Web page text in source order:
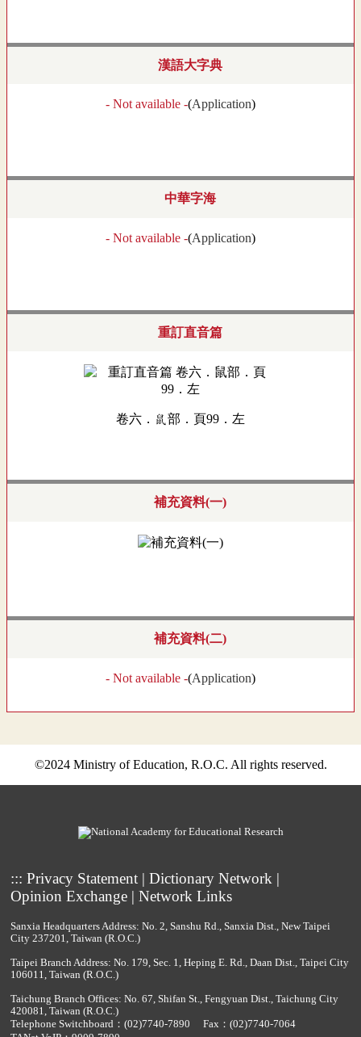
漢語大字典
- Not available -(Application)
中華字海
- Not available -(Application)
重訂直音篇
卷六．鼠部．頁99．左
補充資料(一)
補充資料(二)
- Not available -(Application)
©2024 Ministry of Education, R.O.C. All rights reserved.
::: Privacy Statement| Dictionary Network|
Opinion Exchange| Network Links
Sanxia Headquarters Address: No. 2, Sanshu Rd., Sanxia Dist., New Taipei
City 237201, Taiwan (R.O.C.)
Taipei Branch Address: No. 179, Sec. 1, Heping E. Rd., Daan Dist., Taipei City
106011, Taiwan (R.O.C.)
Taichung Branch Offices: No. 67, Shifan St., Fengyuan Dist., Taichung City
420081, Taiwan (R.O.C.)
Telephone Switchboard： (02)7740-7890
Fax：(02)7740-7064